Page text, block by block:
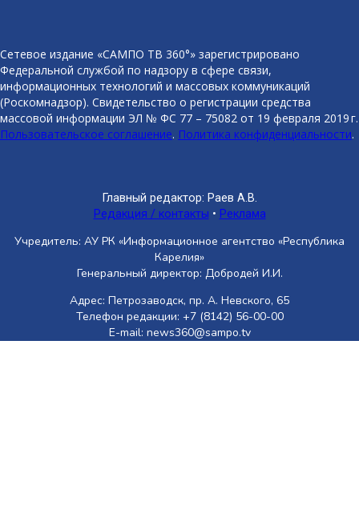
Сетевое издание «САМПО ТВ 360°» зарегистрировано
Федеральной службой по надзору в сфере связи,
информационных технологий и массовых коммуникаций
(Роскомнадзор). Свидетельство о регистрации средства
массовой информации ЭЛ № ФС 77 – 75082 от 19 февраля 2019 г.
Пользовательское соглашение. Политика конфиденциальности.
Главный редактор: Раев А.В.
Редакция / контакты • Реклама
Учредитель: АУ РК «Информационное агентство «Республика
Карелия»
Генеральный директор: Добродей И.И.
Адрес: Петрозаводск, пр. А. Невского, 65
Телефон редакции: +7 (8142) 56-00-00
E-mail: news360@sampo.tv